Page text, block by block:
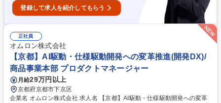
登録して求人を紹介してもらう
正社員
オムロン株式会社
【京都】AI駆動・仕様駆動開発への変革推進(開発DX)/
商品事業本部 プロダクトマネージャー
月給29万円以上
京都府京都市下京区
企業名 オムロン株式会社 求人名 【京都】AI駆動・仕様駆動開発への変革